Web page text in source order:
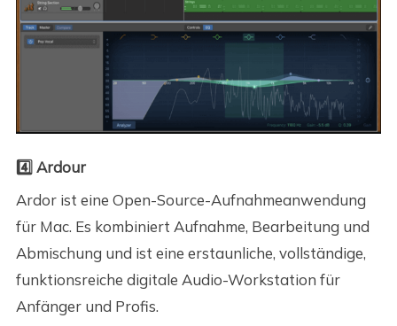
4️⃣ Ardour
Ardor ist eine Open-Source-Aufnahmeanwendung
für Mac. Es kombiniert Aufnahme, Bearbeitung und
Abmischung und ist eine erstaunliche, vollständige,
funktionsreiche digitale Audio-Workstation für
Anfänger und Profis.